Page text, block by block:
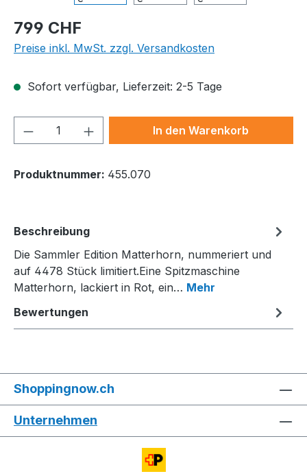
Regulärer Preis:
799 CHF
Preise inkl. MwSt. zzgl. Versandkosten
Sofort verfügbar, Lieferzeit: 2-5 Tage
Produkt Anzahl: Gib denIn den Warenkorb
Produktnummer: 455.070
Beschreibung
Die Sammler Edition Matterhorn, nummeriert und
auf 4478 Stück limitiert.Eine Spitzmaschine
Matterhorn, lackiert in Rot, ein… Mehr
Bewertungen
Shoppingnow.ch
Unternehmen